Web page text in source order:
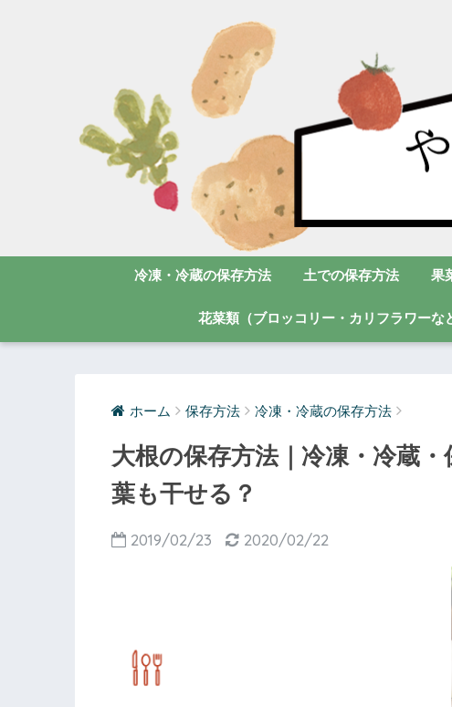
冷凍・冷蔵の保存方法 土での保存方法 果
花菜類（ブロッコリー・カリフラワーな
ホーム 保存方法 冷凍・冷蔵の保存方法
大根の保存方法｜冷凍・冷蔵
葉も干せる？
2019/02/23 2020/02/22